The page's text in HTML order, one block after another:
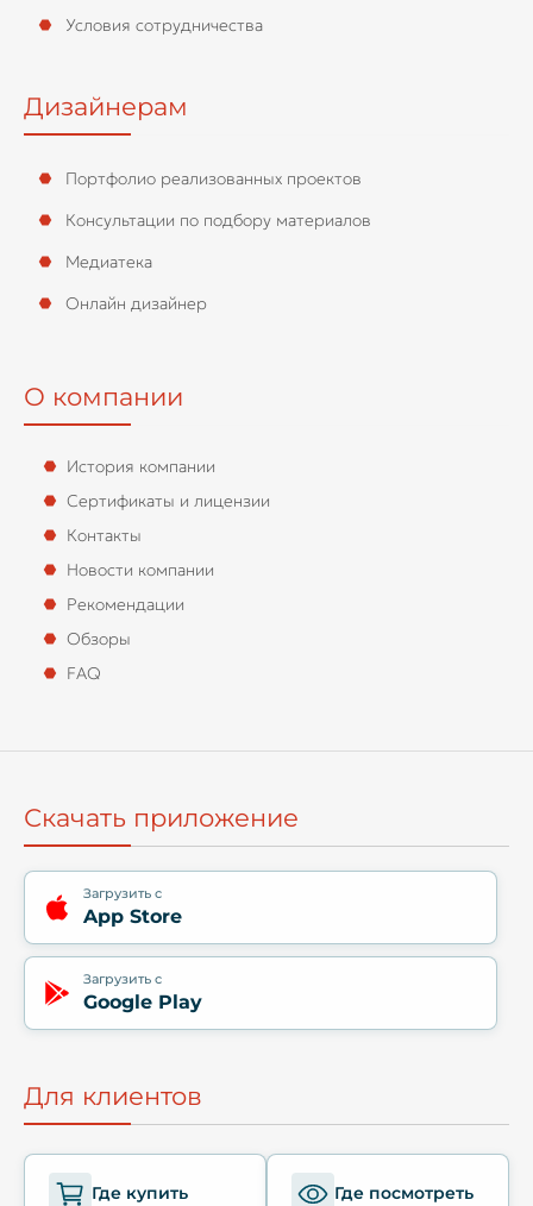
Условия сотрудничества
Дизайнерам
Портфолио реализованных проектов
Консультации по подбору материалов
Медиатека
Онлайн дизайнер
О компании
История компании
Сертификаты и лицензии
Контакты
Новости компании
Рекомендации
Обзоры
FAQ
Скачать приложение
Загрузить с
App Store
Загрузить с
Google Play
Для клиентов
Где купить Где посмотреть